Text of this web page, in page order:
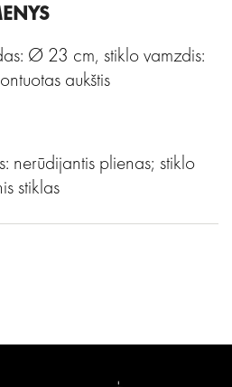
Ø 23 cm, stiklo vamzdis:
aukštis
nerūdijantis plienas; stiklo
stiklas